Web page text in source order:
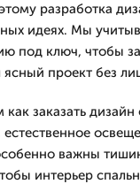
разработка
идеях. Мы
под ключ, чтобы
ясный проект без
как заказать
естественное
важны
интерьер